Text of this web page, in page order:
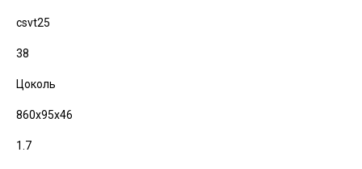
csvt25
38
Цоколь
860х95х46
1.7